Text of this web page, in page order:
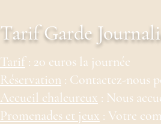
Tarif Garde
Tarif: 20 euros la journée
Réservation : Contactez-nous
Accueil chaleureux : Nous
Promenades et jeux : Votre